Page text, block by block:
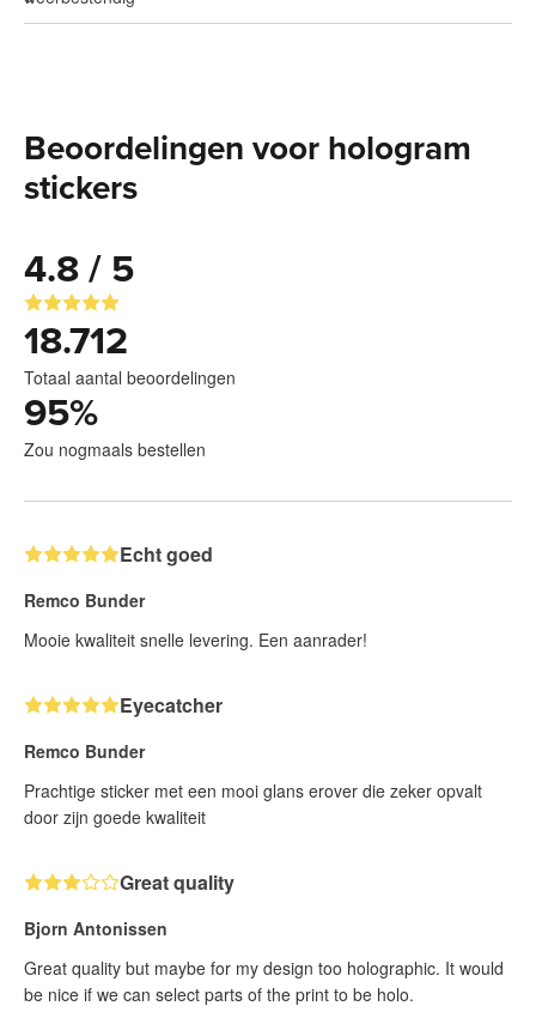
Beoordelingen voor hologram
stickers
4.8 / 5
18.712
Totaal aantal beoordelingen
95%
Zou nogmaals bestellen
Echt goed
Remco Bunder
Mooie kwaliteit snelle levering. Een aanrader!
Eyecatcher
Remco Bunder
Prachtige sticker met een mooi glans erover die zeker opvalt
door zijn goede kwaliteit
Great quality
Bjorn Antonissen
Great quality but maybe for my design too holographic. It would
be nice if we can select parts of the print to be holo.